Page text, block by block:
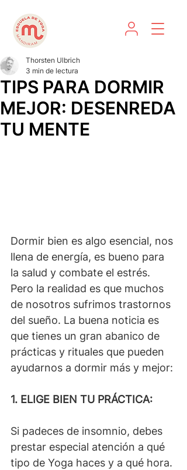
TIPS PARA DORMIR
MEJOR: DESENREDA
TU MENTE
Thorsten Ulbrich
3 min de lectura
Dormir bien es algo esencial, nos
llena de energía, es bueno para
la salud y combate el estrés.
Pero la realidad es que muchos
de nosotros sufrimos trastornos
del sueño. La buena noticia es
que tienes un gran abanico de
prácticas y rituales que pueden
ayudarnos a dormir más y mejor:
1. ELIGE BIEN TU PRÁCTICA:
Si padeces de insomnio, debes
prestar especial atención a qué
tipo de Yoga haces y a qué hora.